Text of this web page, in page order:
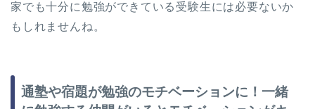
家でも十分に勉強ができている受験生には必要ないか
もしれませんね。
通塾や宿題が勉強のモチベーションに！一緒